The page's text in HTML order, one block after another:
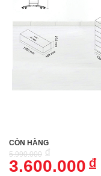
CÒN HÀNG
5.990.000 đ
3.600.000 đ